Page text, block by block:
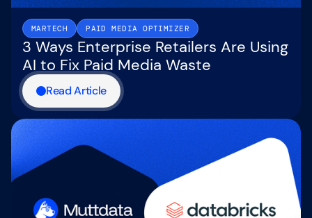
MARTECH PAID MEDIA OPTIMIZER
3 Ways Enterprise Retailers Are Using
AI to Fix Paid Media Waste
Read Article